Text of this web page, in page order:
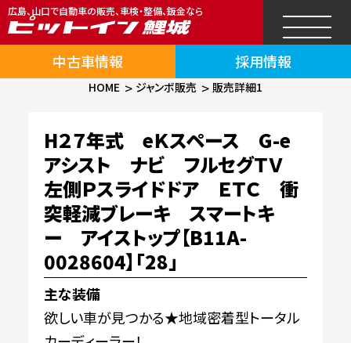
広島、山口で自動車の販売、車検・整備、鈑金なら
中古車情報 採用情報
HOME ジャンボ販売 販売詳細1
H２７年式 eＫスペース G-e
アシスト ナビ フルセグＴＶ
左側Ｐスライドドア ＥＴＣ 衝
突軽減ブレーキ スマートキ
ー アイストップ【B11A-
0028604】「28」
主な装備
欲しい車が見つかる★地域密着型トータル